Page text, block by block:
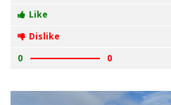
Like
Dislike
0
0